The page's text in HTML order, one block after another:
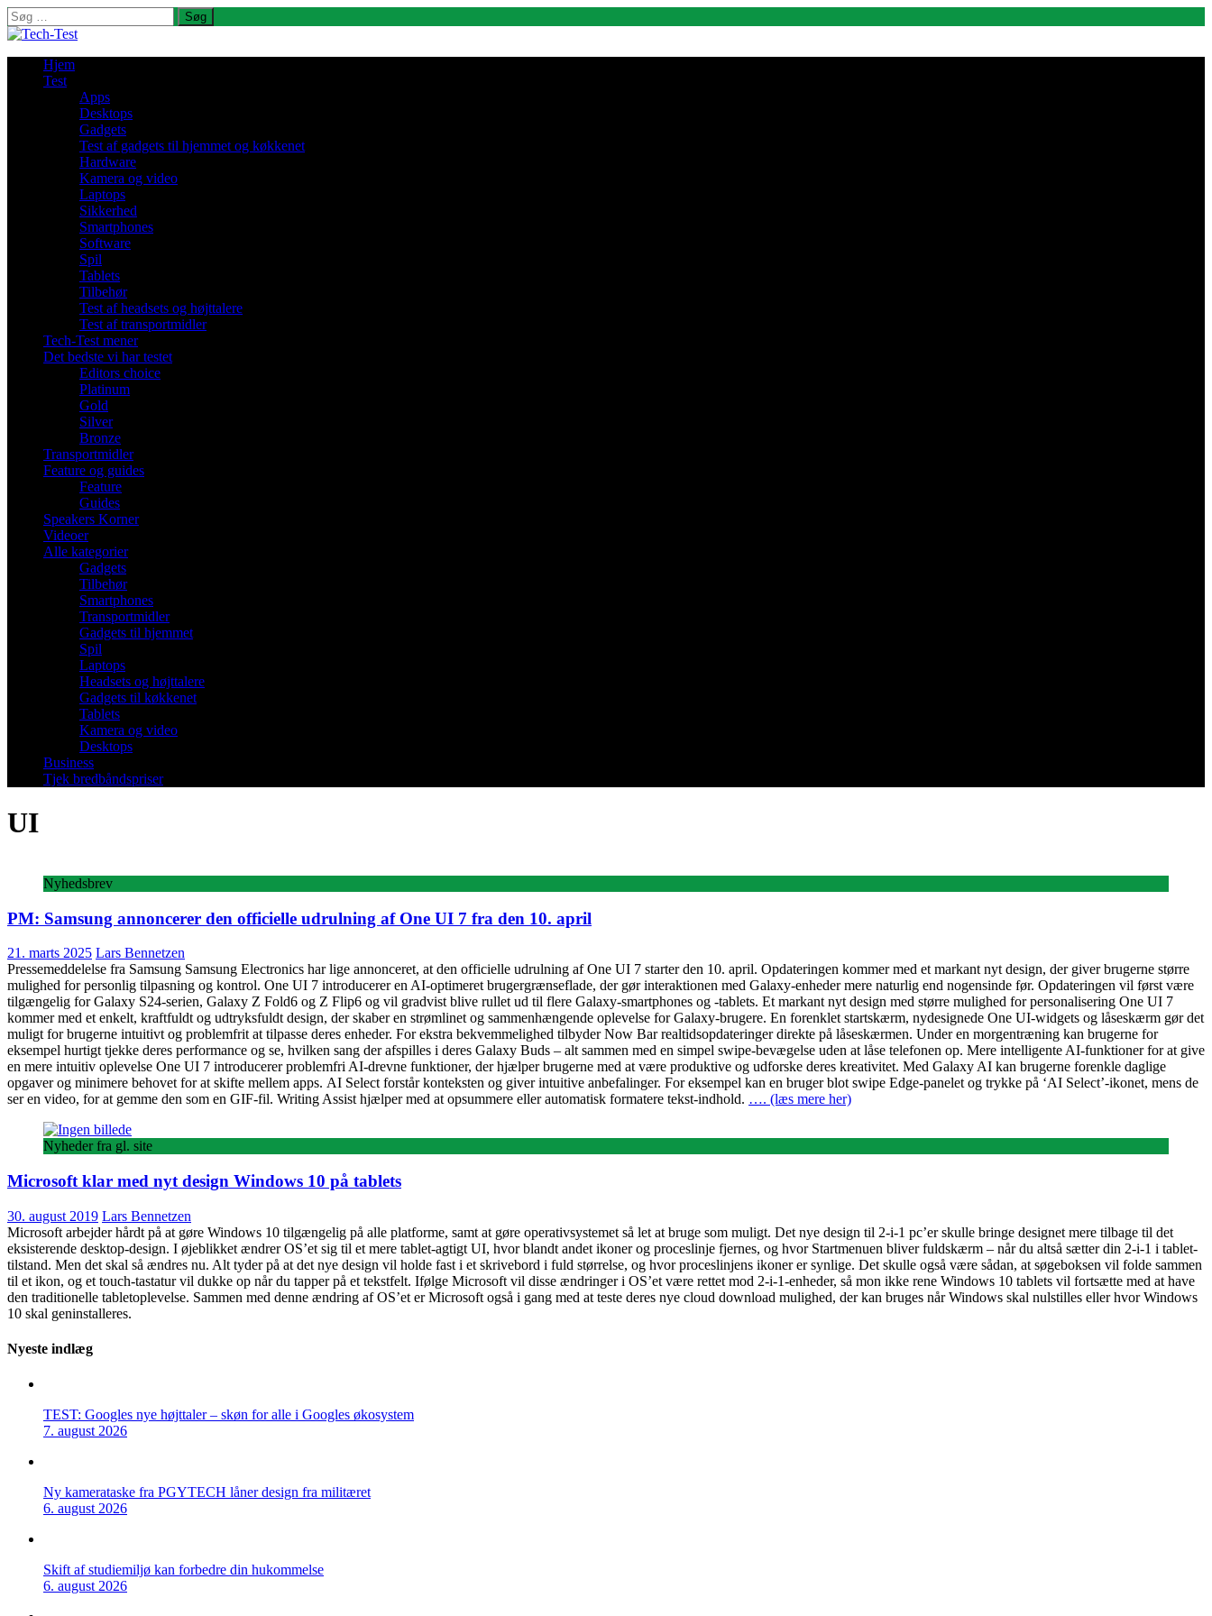
Søg
efter:
Hjem
Test
Apps
Desktops
Gadgets
Test af gadgets til hjemmet og køkkenet
Hardware
Kamera og video
Laptops
Sikkerhed
Smartphones
Software
Spil
Tablets
Tilbehør
Test af headsets og højttalere
Test af transportmidler
Tech-Test mener
Det bedste vi har testet
Editors choice
Platinum
Gold
Silver
Bronze
Transportmidler
Feature og guides
Feature
Guides
Speakers Korner
Videoer
Alle kategorier
Gadgets
Tilbehør
Smartphones
Transportmidler
Gadgets til hjemmet
Spil
Laptops
Headsets og højttalere
Gadgets til køkkenet
Tablets
Kamera og video
Desktops
Business
Tjek bredbåndspriser
UI
Nyhedsbrev
PM: Samsung annoncerer den officielle udrulning af One UI 7 fra den 10. april
21. marts 2025 Lars Bennetzen
Pressemeddelelse fra Samsung Samsung Electronics har lige annonceret, at den officielle udrulning af One UI 7 starter den 10. april. Opdateringen kommer med et markant nyt design, der giver brugerne større
mulighed for personlig tilpasning og kontrol. One UI 7 introducerer en AI-optimeret brugergrænseflade, der gør interaktionen med Galaxy-enheder mere naturlig end nogensinde før. Opdateringen vil først være
tilgængelig for Galaxy S24-serien, Galaxy Z Fold6 og Z Flip6 og vil gradvist blive rullet ud til flere Galaxy-smartphones og -tablets. Et markant nyt design med større mulighed for personalisering One UI 7
kommer med et enkelt, kraftfuldt og udtryksfuldt design, der skaber en strømlinet og sammenhængende oplevelse for Galaxy-brugere. En forenklet startskærm, nydesignede One UI-widgets og låseskærm gør det
muligt for brugerne intuitivt og problemfrit at tilpasse deres enheder. For ekstra bekvemmelighed tilbyder Now Bar realtidsopdateringer direkte på låseskærmen. Under en morgentræning kan brugerne for
eksempel hurtigt tjekke deres performance og se, hvilken sang der afspilles i deres Galaxy Buds – alt sammen med en simpel swipe-bevægelse uden at låse telefonen op. Mere intelligente AI-funktioner for at give
en mere intuitiv oplevelse One UI 7 introducerer problemfri AI-drevne funktioner, der hjælper brugerne med at være produktive og udforske deres kreativitet. Med Galaxy AI kan brugerne forenkle daglige
opgaver og minimere behovet for at skifte mellem apps. AI Select forstår konteksten og giver intuitive anbefalinger. For eksempel kan en bruger blot swipe Edge-panelet og trykke på ‘AI Select’-ikonet, mens de
ser en video, for at gemme den som en GIF-fil. Writing Assist hjælper med at opsummere eller automatisk formatere tekst-indhold. …. (læs mere her)
Nyheder fra gl. site
Microsoft klar med nyt design Windows 10 på tablets
30. august 2019 Lars Bennetzen
Microsoft arbejder hårdt på at gøre Windows 10 tilgængelig på alle platforme, samt at gøre operativsystemet så let at bruge som muligt. Det nye design til 2-i-1 pc’er skulle bringe designet mere tilbage til det
eksisterende desktop-design. I øjeblikket ændrer OS’et sig til et mere tablet-agtigt UI, hvor blandt andet ikoner og proceslinje fjernes, og hvor Startmenuen bliver fuldskærm – når du altså sætter din 2-i-1 i tablet-
tilstand. Men det skal så ændres nu. Alt tyder på at det nye design vil holde fast i et skrivebord i fuld størrelse, og hvor proceslinjens ikoner er synlige. Det skulle også være sådan, at søgeboksen vil folde sammen
til et ikon, og et touch-tastatur vil dukke op når du tapper på et tekstfelt. Ifølge Microsoft vil disse ændringer i OS’et være rettet mod 2-i-1-enheder, så mon ikke rene Windows 10 tablets vil fortsætte med at have
den traditionelle tabletoplevelse. Sammen med denne ændring af OS’et er Microsoft også i gang med at teste deres nye cloud download mulighed, der kan bruges når Windows skal nulstilles eller hvor Windows
10 skal geninstalleres.
Nyeste indlæg
TEST: Googles nye højttaler – skøn for alle i Googles økosystem
7. august 2026
Ny kamerataske fra PGYTECH låner design fra militæret
6. august 2026
Skift af studiemiljø kan forbedre din hukommelse
6. august 2026